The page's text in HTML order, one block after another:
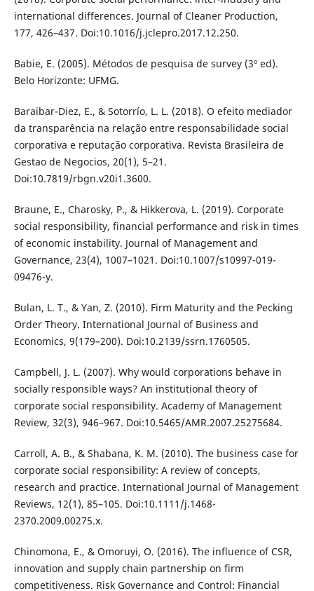
international differences. Journal of Cleaner Production,
177, 426–437. Doi:10.1016/j.jclepro.2017.12.250.
Babie, E. (2005). Métodos de pesquisa de survey (3º ed).
Belo Horizonte: UFMG.
Baraibar-Diez, E., & Sotorrío, L. L. (2018). O efeito mediador
da transparência na relação entre responsabilidade social
corporativa e reputação corporativa. Revista Brasileira de
Gestao de Negocios, 20(1), 5–21.
Doi:10.7819/rbgn.v20i1.3600.
Braune, E., Charosky, P., & Hikkerova, L. (2019). Corporate
social responsibility, financial performance and risk in times
of economic instability. Journal of Management and
Governance, 23(4), 1007–1021. Doi:10.1007/s10997-019-
09476-y.
Bulan, L. T., & Yan, Z. (2010). Firm Maturity and the Pecking
Order Theory. International Journal of Business and
Economics, 9(179–200). Doi:10.2139/ssrn.1760505.
Campbell, J. L. (2007). Why would corporations behave in
socially responsible ways? An institutional theory of
corporate social responsibility. Academy of Management
Review, 32(3), 946–967. Doi:10.5465/AMR.2007.25275684.
Carroll, A. B., & Shabana, K. M. (2010). The business case for
corporate social responsibility: A review of concepts,
research and practice. International Journal of Management
Reviews, 12(1), 85–105. Doi:10.1111/j.1468-
2370.2009.00275.x.
Chinomona, E., & Omoruyi, O. (2016). The influence of CSR,
innovation and supply chain partnership on firm
competitiveness. Risk Governance and Control: Financial